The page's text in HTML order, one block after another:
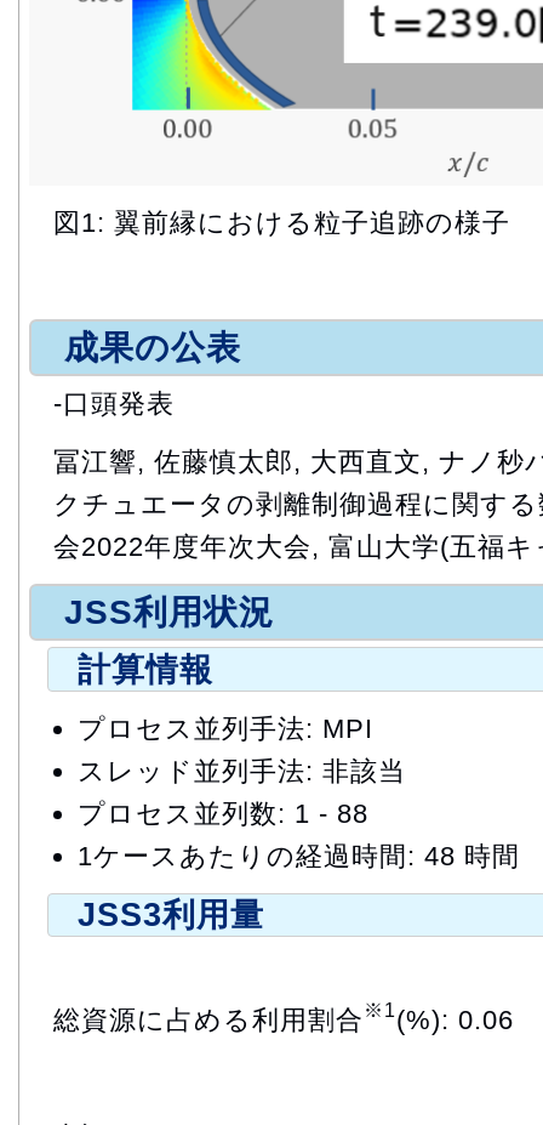
図1: 翼前縁における粒子追跡の様子
成果の公表
-口頭発表
冨江響, 佐藤慎太郎, 大西直文, ナノ秒
クチュエータの剥離制御過程に関す
会2022年度年次大会, 富山大学(五福
JSS利用状況
計算情報
プロセス並列手法: MPI
スレッド並列手法: 非該当
プロセス並列数: 1 - 88
1ケースあたりの経過時間: 48 時間
JSS3利用量
総資源に占める利用割合 ※1(%): 0.06